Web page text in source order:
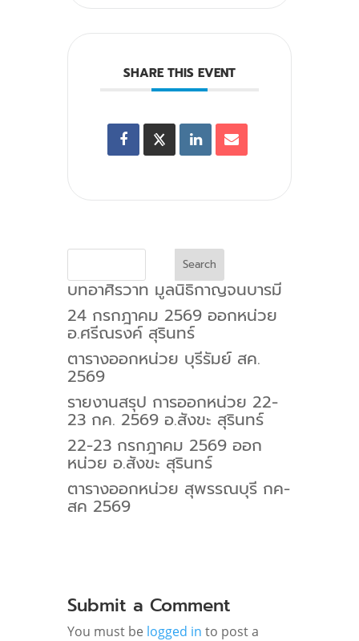
SHARE THIS EVENT
Search
บทอาศิรวาท มูลนิธิกาญจนบารมี
24 กรกฎาคม 2569 ออกหน่วย
อ.ศรีณรงค์ สุรินทร์
ตารางออกหน่วย บุรีรัมย์ สค.
2569
รายงานสรุป การออกหน่วย 22-
23 กค. 2569 อ.สังขะ สุรินทร์
22-23 กรกฎาคม 2569 ออก
หน่วย อ.สังขะ สุรินทร์
ตารางออกหน่วย สุพรรณบุรี กค-
สค 2569
Submit a Comment
You must be logged in to post a